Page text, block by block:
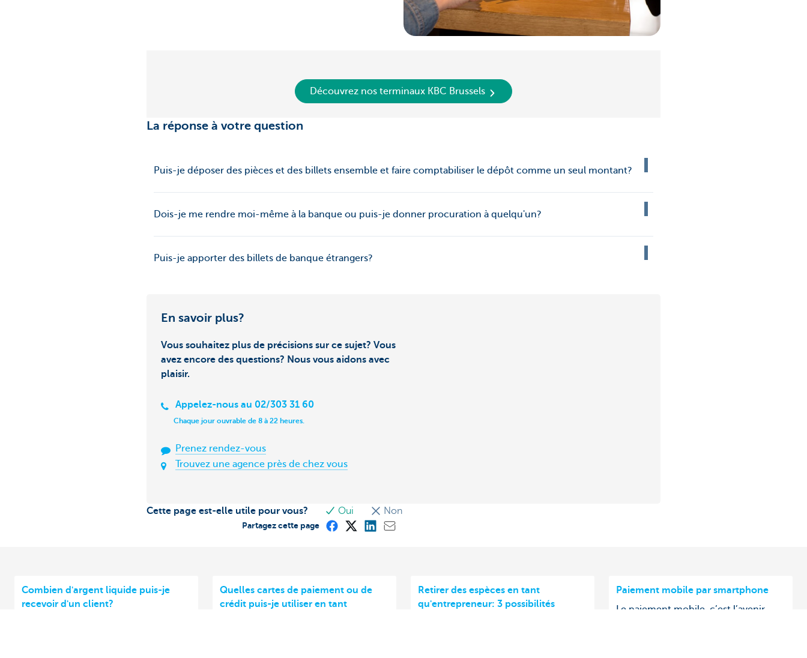
Découvrez nos terminaux KBC Brussels
La réponse à votre question
Puis-je déposer des pièces et des billets ensemble et faire comptabiliser le dépôt comme un seul montant?
Dois-je me rendre moi-même à la banque ou puis-je donner procuration à quelqu'un?
Puis-je apporter des billets de banque étrangers?
En savoir plus?
Vous souhaitez plus de précisions sur ce sujet? Vous
avez encore des questions? Nous vous aidons avec
plaisir.
Appelez-nous au 02/303 31 60
Chaque jour ouvrable de 8 à 22 heures.
Prenez rendez-vous
Trouvez une agence près de chez vous
Cette page est-elle utile pour vous? Oui Non
Partagez cette page
Combien d'argent liquide puis-je
recevoir d'un client?
Quelles cartes de paiement ou de
crédit puis-je utiliser en tant
Retirer des espèces en tant
qu'entrepreneur: 3 possibilités
Paiement mobile par smartphone
Le paiement mobile, c’est l’avenir.